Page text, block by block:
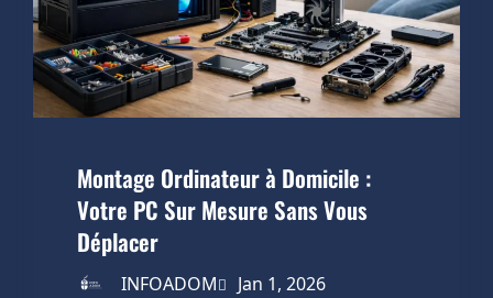
Montage Ordinateur à Domicile :
Votre PC Sur Mesure Sans Vous
Déplacer
INFOADOM Jan 1, 2026